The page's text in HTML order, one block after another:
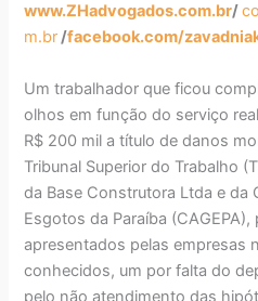
www.ZHadvogados.com.br/
m.br/facebook.com/
Um trabalhador que ficou
olhos em função do serviço
R$ 200 mil a título de danos
Tribunal Superior do Trabalho
da Base Construtora Ltda e da
Esgotos da Paraíba
apresentados pelas empresas
conhecidos, um por falta do
pelo não atendimento das